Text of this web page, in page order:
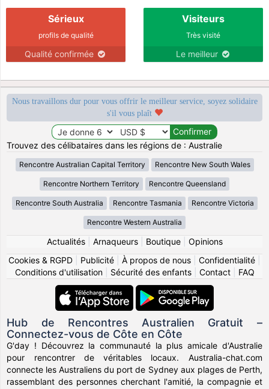
Sérieux
profils de qualité
Qualité confirmée
Visiteurs
Très visité
Le meilleur
Nous travaillons dur pour vous offrir le meilleur service, soyez solidaire
s'il vous plaît
Trouvez des célibataires dans les régions de : Australie
Rencontre Australian Capital Territory Rencontre New South Wales
Rencontre Northern Territory Rencontre Queensland
Rencontre South Australia Rencontre Tasmania Rencontre Victoria
Rencontre Western Australia
Actualités| Arnaqueurs| Boutique| Opinions
Cookies & RGPD
Publicité À propos de nous Confidentialité
Conditions d'utilisation| Sécurité des enfants| Contact| FAQ
Hub de Rencontres Australien Gratuit –
Connectez-vous de Côte en Côte
G'day ! Découvrez la communauté la plus amicale d'Australie
pour rencontrer de véritables locaux. Australia-chat.com
connecte les Australiens du port de Sydney aux plages de Perth,
rassemblant des personnes cherchant l'amitié, la compagnie et